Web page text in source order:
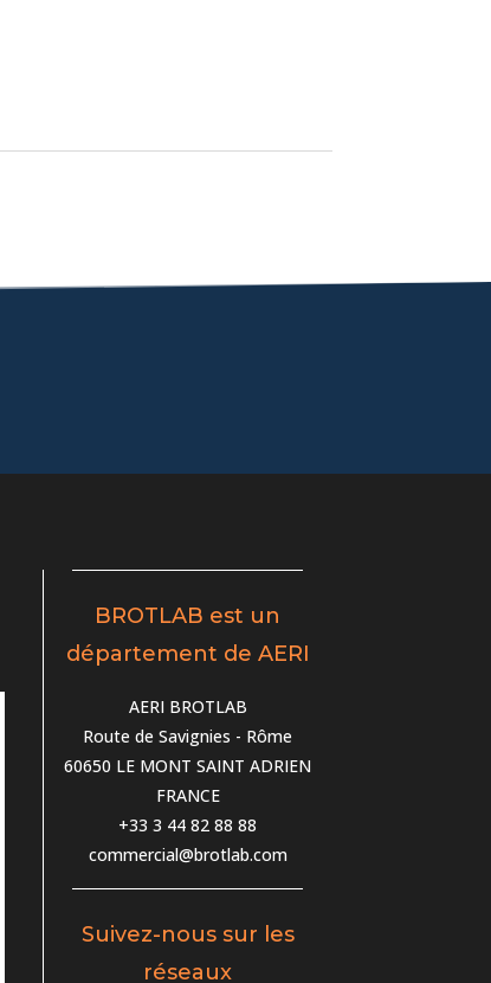
BROTLAB est un
département de AERI
AERI BROTLAB
Route de Savignies - Rôme
60650 LE MONT SAINT ADRIEN
FRANCE
+33 3 44 82 88 88
commercial@brotlab.com
Suivez-nous sur les
réseaux